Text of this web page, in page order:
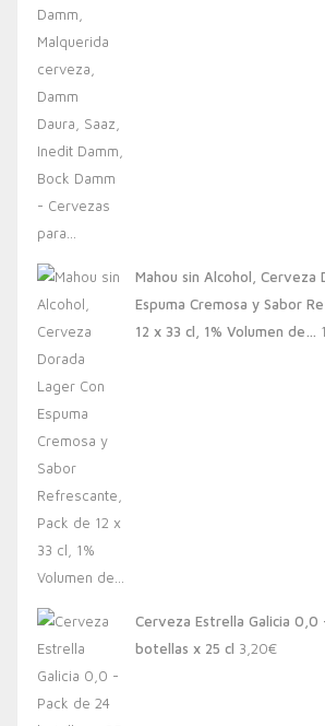
Mahou sin Alcohol, Cerveza
Espuma Cremosa y Sabor
12 x 33 cl, 1% Volumen de…
Cerveza Estrella Galicia 0,0
botellas x 25 cl 3,20€